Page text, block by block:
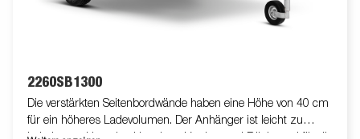
2260SB1300
Die verstärkten Seitenbordwände haben eine Höhe von 40 cm
für ein höheres Ladevolumen. Der Anhänger ist leicht zu